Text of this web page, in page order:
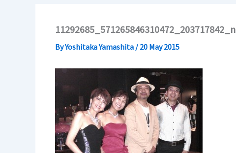
11292685_571265846310472_203717842_n
ByYoshitaka Yamashita / 20 May 2015